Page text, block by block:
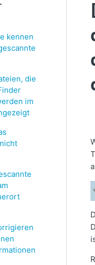
kennen
die
im